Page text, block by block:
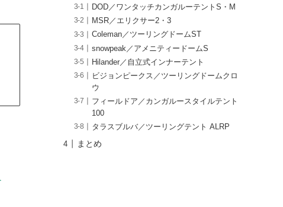
DOD／ワンタッチカンガルーテントS・M
MSR／エリクサー2・3
Coleman／ツーリングドームST
snowpeak／アメニティードームS
Hilander／自立式インナーテント
ビジョンピークス／ツーリングドームクロ
ウ
フィールドア／カンガルースタイルテント
100
タラスブルバ／ツーリングテント ALRP
まとめ